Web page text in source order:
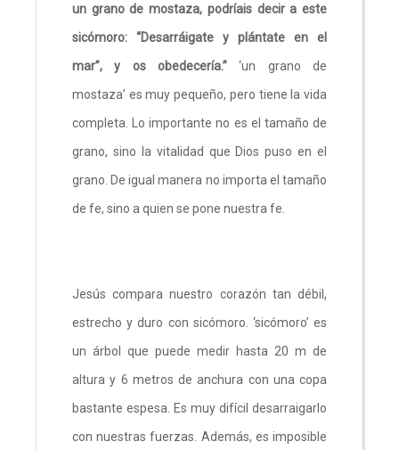
un grano de mostaza, podríais decir a este
sicómoro: “Desarráigate y plántate en el
mar”, y os obedecería.” ‘un grano de
mostaza’ es muy pequeño, pero tiene la vida
completa. Lo importante no es el tamaño de
grano, sino la vitalidad que Dios puso en el
grano. De igual manera no importa el tamaño
de fe, sino a quien se pone nuestra fe.
Jesús compara nuestro corazón tan débil,
estrecho y duro con sicómoro. ‘sicómoro’ es
un árbol que puede medir hasta 20 m de
altura y 6 metros de anchura con una copa
bastante espesa. Es muy difícil desarraigarlo
con nuestras fuerzas. Además, es imposible